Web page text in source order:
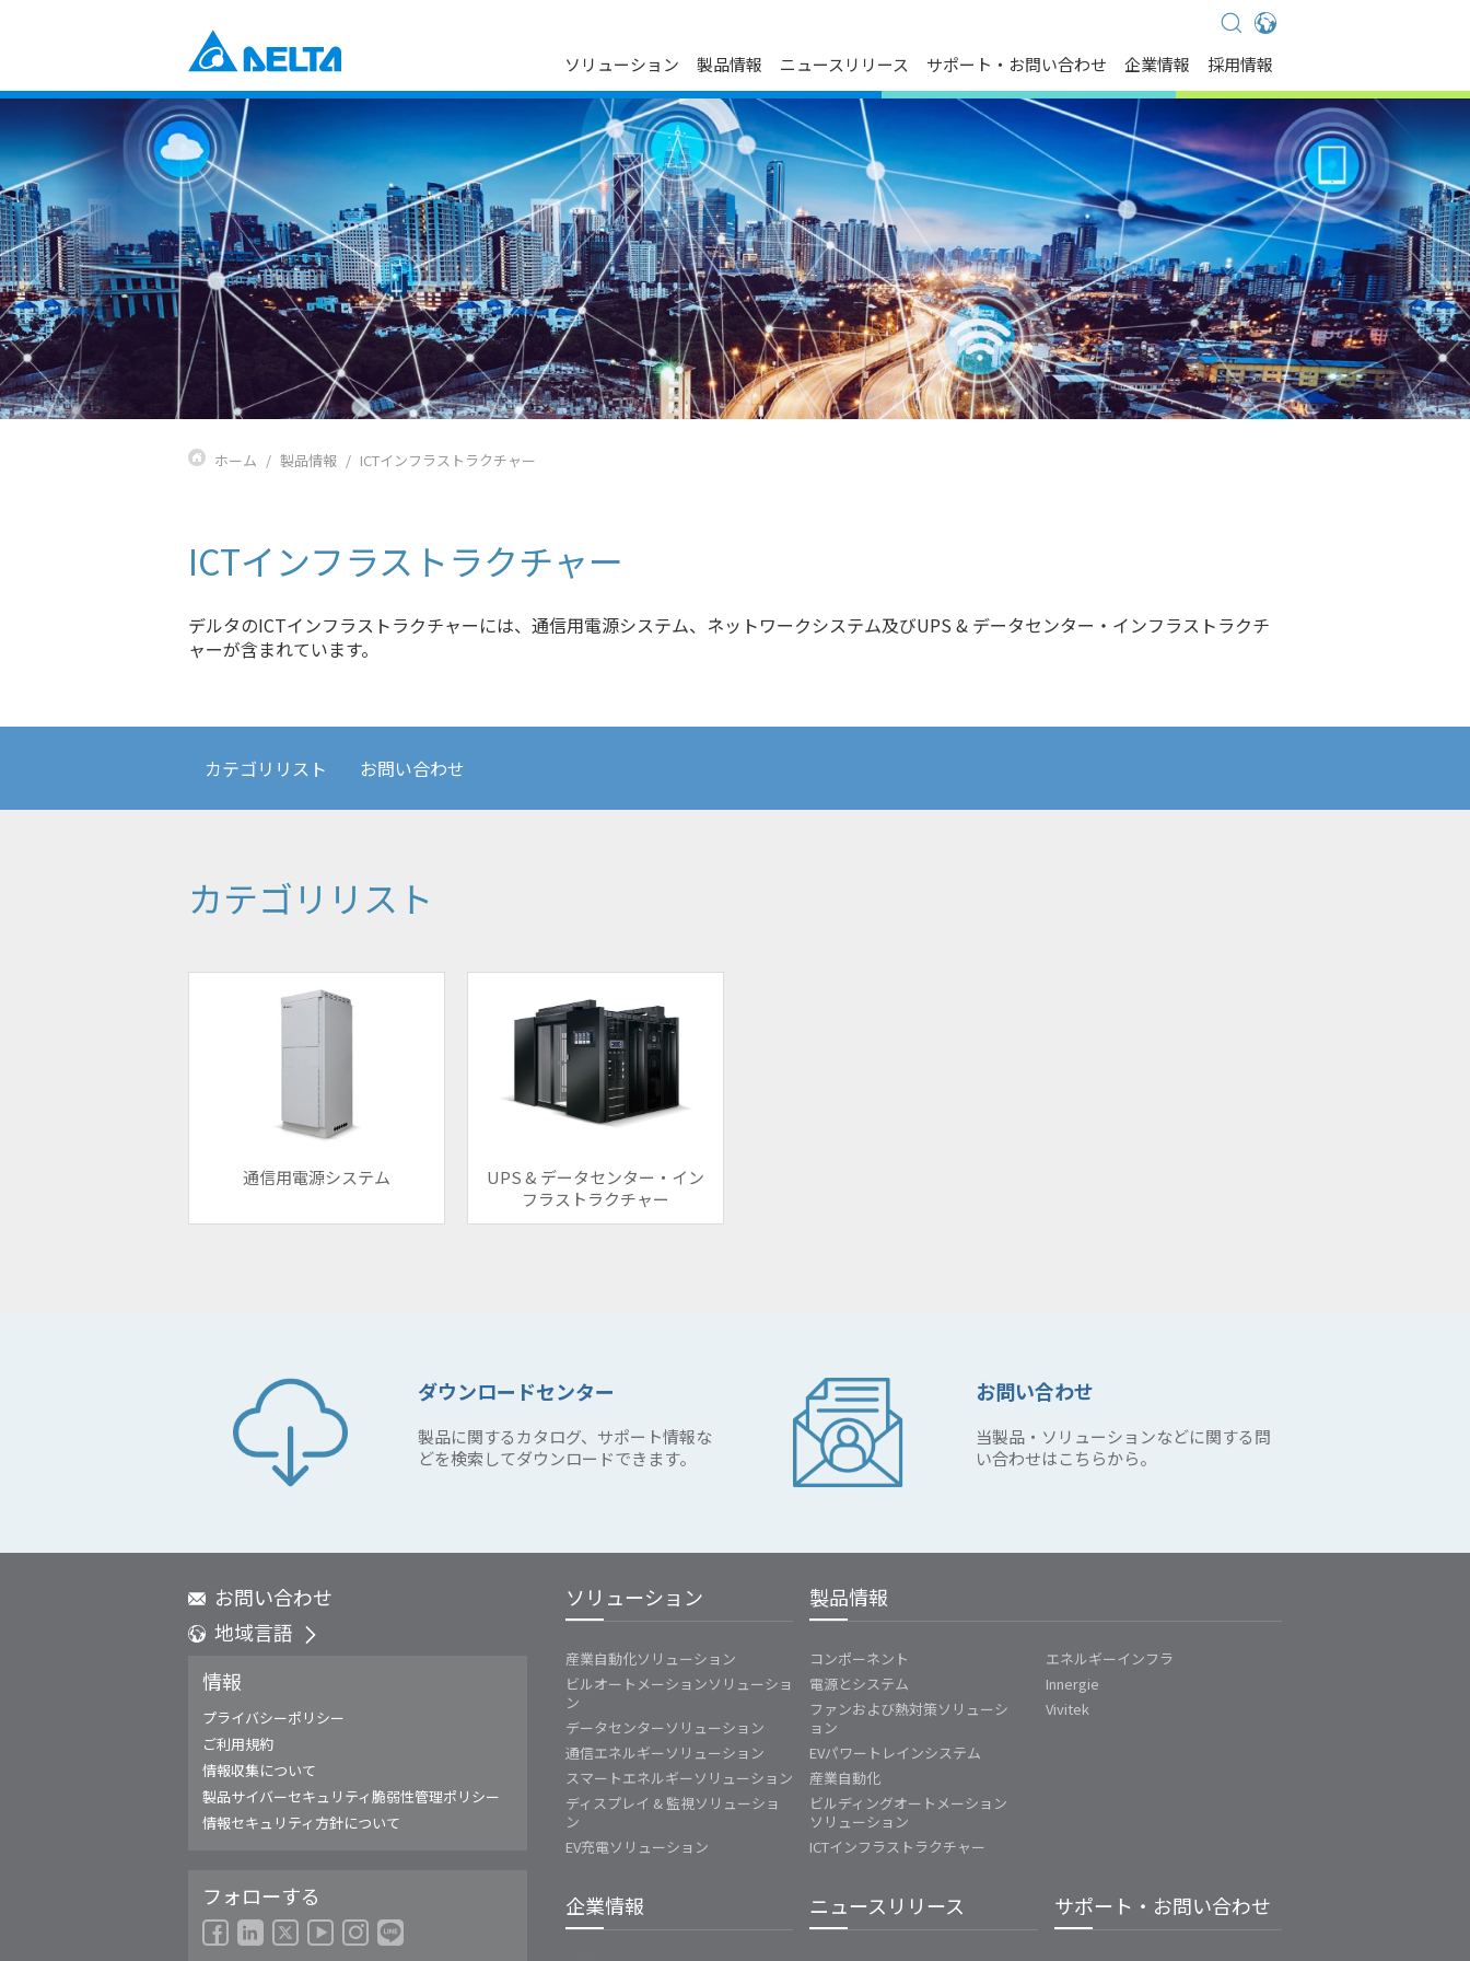
Global - English
Global - 繁體中文
Americas - English
Australia - English
China - 简体中文
EMEA - English
EMEA - Deutsch
EMEA - Français
EMEA - Italiano
India - English
Japan - 日本語
Korea - 한국어
Singapore - English
Thailand - English
Thailand - ไทย
ソリューション
産業自動化ソリューション
ビルオートメーションソリューション
データセンターソリューション
通信エネルギーソリューション
スマートエネルギーソリューション
ディスプレイ・監視ソリューション
EV充電ソリューション
製品情報
Power Electronics
コンポーネント
電源とシステム
ファンおよび熱対策ソリューション
DCブラシレスファン＆ブロワー
Mobility
EVパワートレインシステム
Automation
産業自動化
ビルディングオートメーション
Infrastructure
ICTインフラストラクチャー
ニュースリリース
プレスリリース
イベントカレンダー
メディア連絡先
サポート・お問い合わせ
ダウンロードセンター
FAQ
お問い合わせ
製品のサイバーセキュリティ脆弱
性管理ポリシー
企業情報
会社概要
デルタグループについて
役員紹介
事業について
技術革新
主要事業所
マイルストーン
ESG
関連会社一覧
採用情報
ホーム 製品情報 ICTインフラストラクチャー
ICTインフラストラクチャー
デルタのICTインフラストラクチャーには、通信用電源システム、ネットワークシステム及びUPS & データセンター・インフラストラクチ
ャーが含まれています。
カテゴリリスト お問い合わせ
カテゴリリスト
通信用電源システム
UPS & データセンター・イン
フラストラクチャー
ダウンロードセンター
製品に関するカタログ、サポート情報な
どを検索してダウンロードできます。
お問い合わせ
当製品・ソリューションなどに関する問
い合わせはこちらから。
お問い合わせ
地域言語
Global - 繁體中文
Americas - English
Australia - English
China - 简体中文
EMEA - English
EMEA - Deutsch
India - English
Japan - 日本語
Korea - 한국어
情報
プライバシーポリシー
ご利用規約
情報収集について
製品サイバーセキュリティ脆弱性管理ポリシー
情報セキュリティ方針について
フォローする
ソリューション
産業自動化ソリューション
ビルオートメーションソリューショ
ン
データセンターソリューション
通信エネルギーソリューション
スマートエネルギーソリューション
ディスプレイ & 監視ソリューショ
ン
EV充電ソリューション
製品情報
コンポーネント
電源とシステム
ファンおよび熱対策ソリューシ
ョン
EVパワートレインシステム
産業自動化
ビルディングオートメーション
ソリューション
ICTインフラストラクチャー
エネルギーインフラ
Innergie
Vivitek
企業情報 ニュースリリース サポート・お問い合わせ